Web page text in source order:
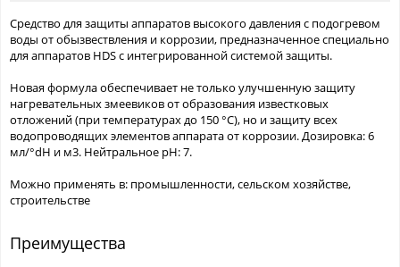
Средство для защиты аппаратов высокого давления с подогревом
воды от обызвествления и коррозии, предназначенное специально
для аппаратов HDS с интегрированной системой защиты.
Новая формула обеспечивает не только улучшенную защиту
нагревательных змеевиков от образования известковых
отложений (при температурах до 150 °C), но и защиту всех
водопроводящих элементов аппарата от коррозии. Дозировка: 6
мл/°dH и м3. Нейтральное рН: 7.
Можно применять в: промышленности, сельском хозяйстве,
строительстве
Преимущества